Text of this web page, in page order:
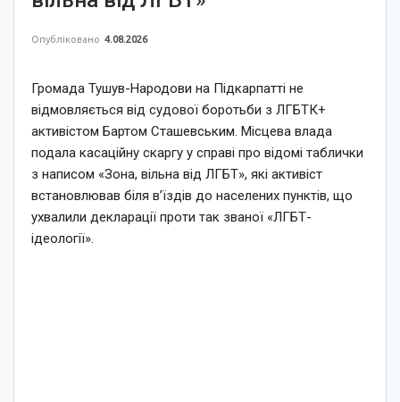
Опубліковано 4.08.2026
Громада Тушув-Народови на Підкарпатті не
відмовляється від судової боротьби з ЛГБТК+
активістом Бартом Сташевським. Місцева влада
подала касаційну скаргу у справі про відомі таблички
з написом «Зона, вільна від ЛГБТ», які активіст
встановлював біля в’їздів до населених пунктів, що
ухвалили декларації проти так званої «ЛГБТ-
ідеології».